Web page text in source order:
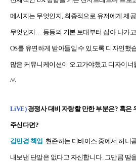
메시지는 무엇인지, 최종적으로 유저에게 제
무엇인지… 등등의 기본 토대부터 잡아 나가
OS를 유연하게 받아들일 수 있도록 디자인했
많은 커뮤니케이션이 오고가야했고 디자이너
^^
LiVE)경쟁사 대비 자랑할 만한 부분은? 혹은
주신다면?
김민경 책임 현존하는 디바이스 중에서 허니
내보낸 단말은 없다고 자신합니다. 그만큼 땀